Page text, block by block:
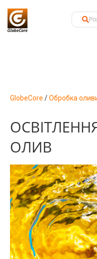
GlobeCore /Обробка
ОЛИВ